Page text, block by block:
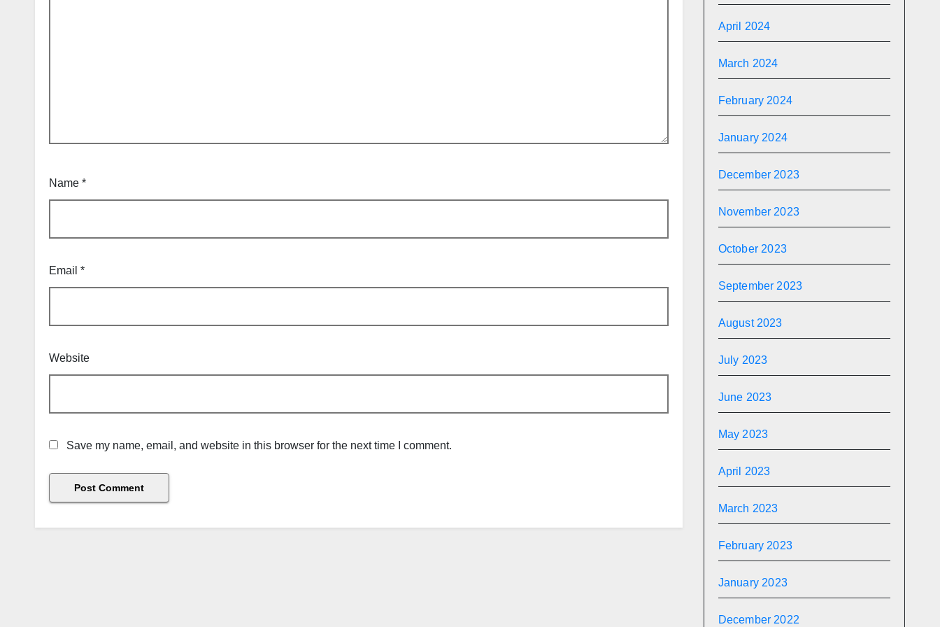
Name *
Email *
Website
Save my name, email, and website in this browser for the next time I comment.
April 2024
March 2024
February 2024
January 2024
December 2023
November 2023
October 2023
September 2023
August 2023
July 2023
June 2023
May 2023
April 2023
March 2023
February 2023
January 2023
December 2022